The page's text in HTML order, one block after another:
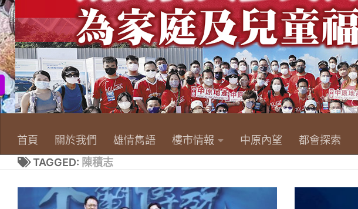
首頁 關於我們 雄情雋語 樓市情報 中原內望 都會探索
TAGGED: 陳積志